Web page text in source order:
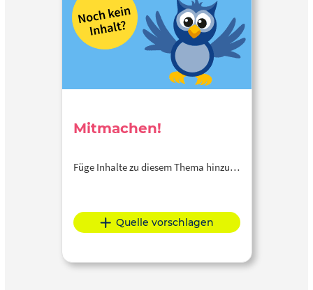
Mitmachen!
Füge Inhalte zu diesem Thema hinzu…
Quelle vorschlagen